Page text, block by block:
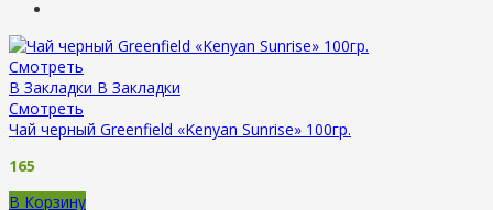
Смотреть
В Закладки В Закладки
Смотреть
Чай черный Greenfield «Kenyan Sunrise» 100гр.
165
В Корзину